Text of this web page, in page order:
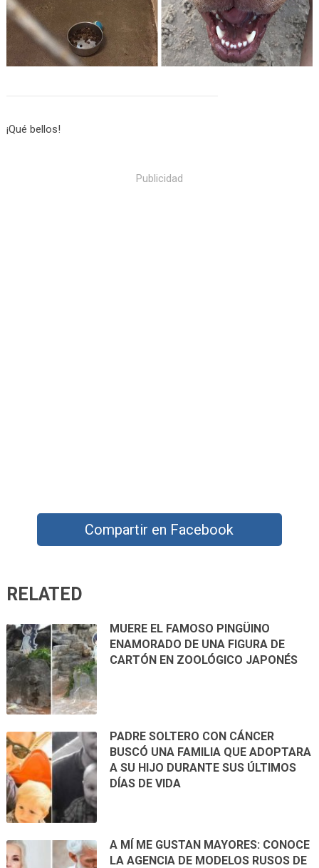
¡Qué bellos!
Publicidad
Compartir en Facebook
RELATED
MUERE EL FAMOSO PINGÜINO
ENAMORADO DE UNA FIGURA DE
CARTÓN EN ZOOLÓGICO JAPONÉS
PADRE SOLTERO CON CÁNCER
BUSCÓ UNA FAMILIA QUE ADOPTARA
A SU HIJO DURANTE SUS ÚLTIMOS
DÍAS DE VIDA
A MÍ ME GUSTAN MAYORES: CONOCE
LA AGENCIA DE MODELOS RUSOS DE